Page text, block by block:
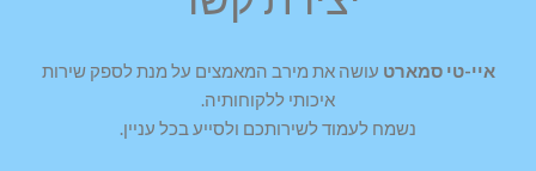
איי-טי סמארט עושה את מירב המאמצים על מנת לספק שירות
איכותי ללקוחותיה.
נשמח לעמוד לשירותכם ולסייע בכל עניין.